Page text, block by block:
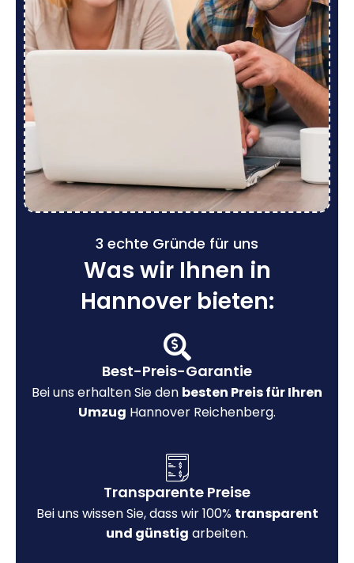
3 echte Gründe für uns
Was wir Ihnen in
Hannover bieten:
Best-Preis-Garantie
Bei uns erhalten Sie den besten Preis für Ihren
Umzug Hannover Reichenberg.
Transparente Preise
Bei uns wissen Sie, dass wir 100% transparent
und günstig arbeiten.